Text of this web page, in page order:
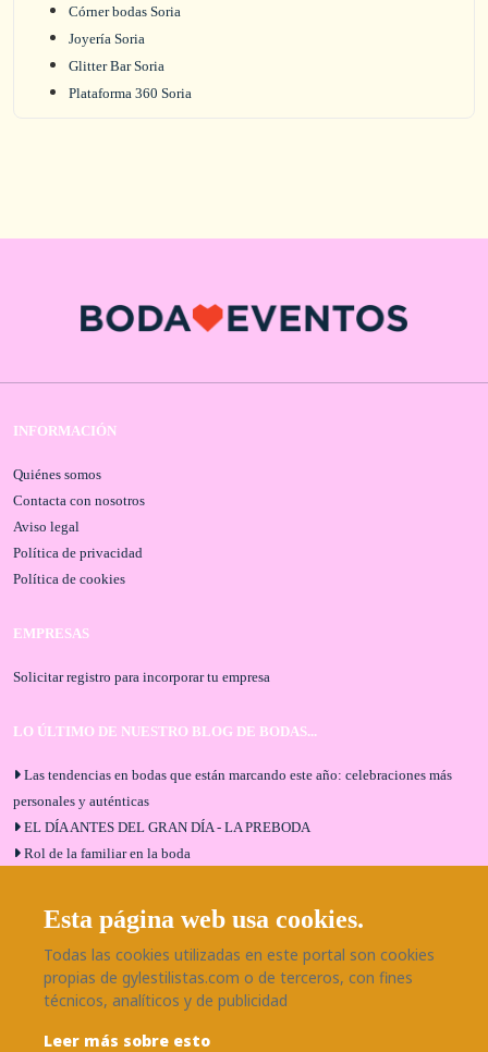
Córner bodas Soria
Joyería Soria
Glitter Bar Soria
Plataforma 360 Soria
INFORMACIÓN
Quiénes somos
Contacta con nosotros
Aviso legal
Política de privacidad
Política de cookies
EMPRESAS
Solicitar registro para incorporar tu empresa
LO ÚLTIMO DE NUESTRO BLOG DE BODAS...
Las tendencias en bodas que están marcando este año: celebraciones más
personales y auténticas
EL DÍA ANTES DEL GRAN DÍA - LA PREBODA
Rol de la familiar en la boda
Bodas en Alhaurín de la Torre: entrevista exclusiva con Bodaeventos
Málaga
¿Cómo será tu boda?
Blog de bodas
SÍGUENOS EN NUESTRAS REDES
Esta página web usa cookies.
Todas las cookies utilizadas en este portal son cookies
propias de gylestilistas.com o de terceros, con fines
técnicos, analíticos y de publicidad
Leer más sobre esto